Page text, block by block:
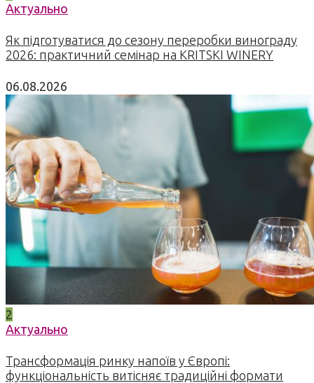
Актуально
Як підготуватися до сезону переробки винограду
2026: практичний семінар на KRITSKI WINERY
06.08.2026
2
Актуально
Трансформація ринку напоїв у Європі:
функціональність витісняє традиційні формати